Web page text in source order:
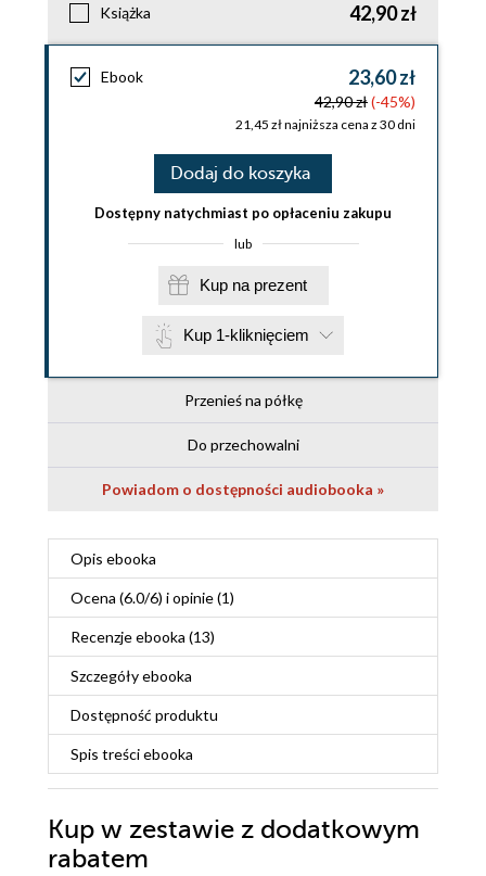
Książka 42,90 zł
Ebook 23,60 zł
42,90 zł(-45%)
21,45 zł najniższa cena z 30 dni
Dodaj do koszyka
Dostępny natychmiast po opłaceniu zakupu
lub
Kup na prezent
Kup 1-kliknięciem
Przenieś na półkę
Do przechowalni
Powiadom o dostępności audiobooka »
Opis ebooka
Ocena (6.0/6) i opinie (1)
Recenzjeebooka (13)
Szczegółyebooka
Dostępność produktu
Spis treściebooka
Kup w zestawie z dodatkowym
rabatem